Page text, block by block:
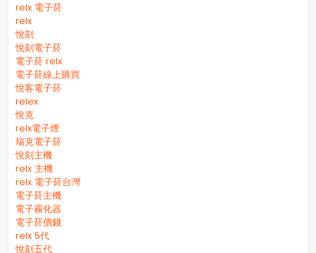
relx 電子菸
relx
悅刻
悅刻電子菸
電子菸 relx
電子菸線上購買
悅客電子菸
relex
悅克
relx電子煙
瑞克電子菸
悅刻主機
relx 主機
relx 電子菸台灣
電子菸主機
電子霧化器
電子菸價錢
relx 5代
悅刻五代